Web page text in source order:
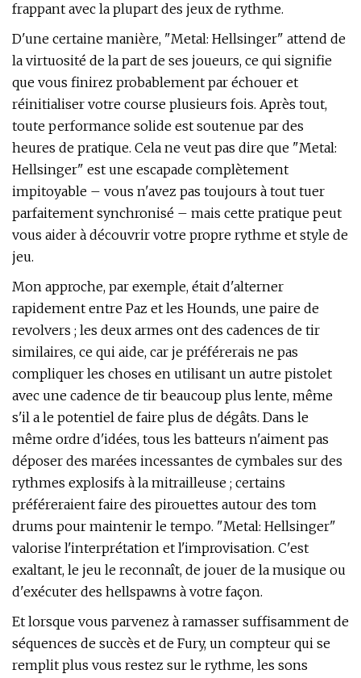
frappant avec la plupart des jeux de rythme.
D'une certaine manière, "Metal: Hellsinger" attend de
la virtuosité de la part de ses joueurs, ce qui signifie
que vous finirez probablement par échouer et
réinitialiser votre course plusieurs fois. Après tout,
toute performance solide est soutenue par des
heures de pratique. Cela ne veut pas dire que "Metal:
Hellsinger" est une escapade complètement
impitoyable – vous n'avez pas toujours à tout tuer
parfaitement synchronisé – mais cette pratique peut
vous aider à découvrir votre propre rythme et style de
jeu.
Mon approche, par exemple, était d'alterner
rapidement entre Paz et les Hounds, une paire de
revolvers ; les deux armes ont des cadences de tir
similaires, ce qui aide, car je préférerais ne pas
compliquer les choses en utilisant un autre pistolet
avec une cadence de tir beaucoup plus lente, même
s'il a le potentiel de faire plus de dégâts. Dans le
même ordre d'idées, tous les batteurs n'aiment pas
déposer des marées incessantes de cymbales sur des
rythmes explosifs à la mitrailleuse ; certains
préféreraient faire des pirouettes autour des tom
drums pour maintenir le tempo. "Metal: Hellsinger"
valorise l'interprétation et l'improvisation. C'est
exaltant, le jeu le reconnaît, de jouer de la musique ou
d'exécuter des hellspawns à votre façon.
Et lorsque vous parvenez à ramasser suffisamment de
séquences de succès et de Fury, un compteur qui se
remplit plus vous restez sur le rythme, les sons